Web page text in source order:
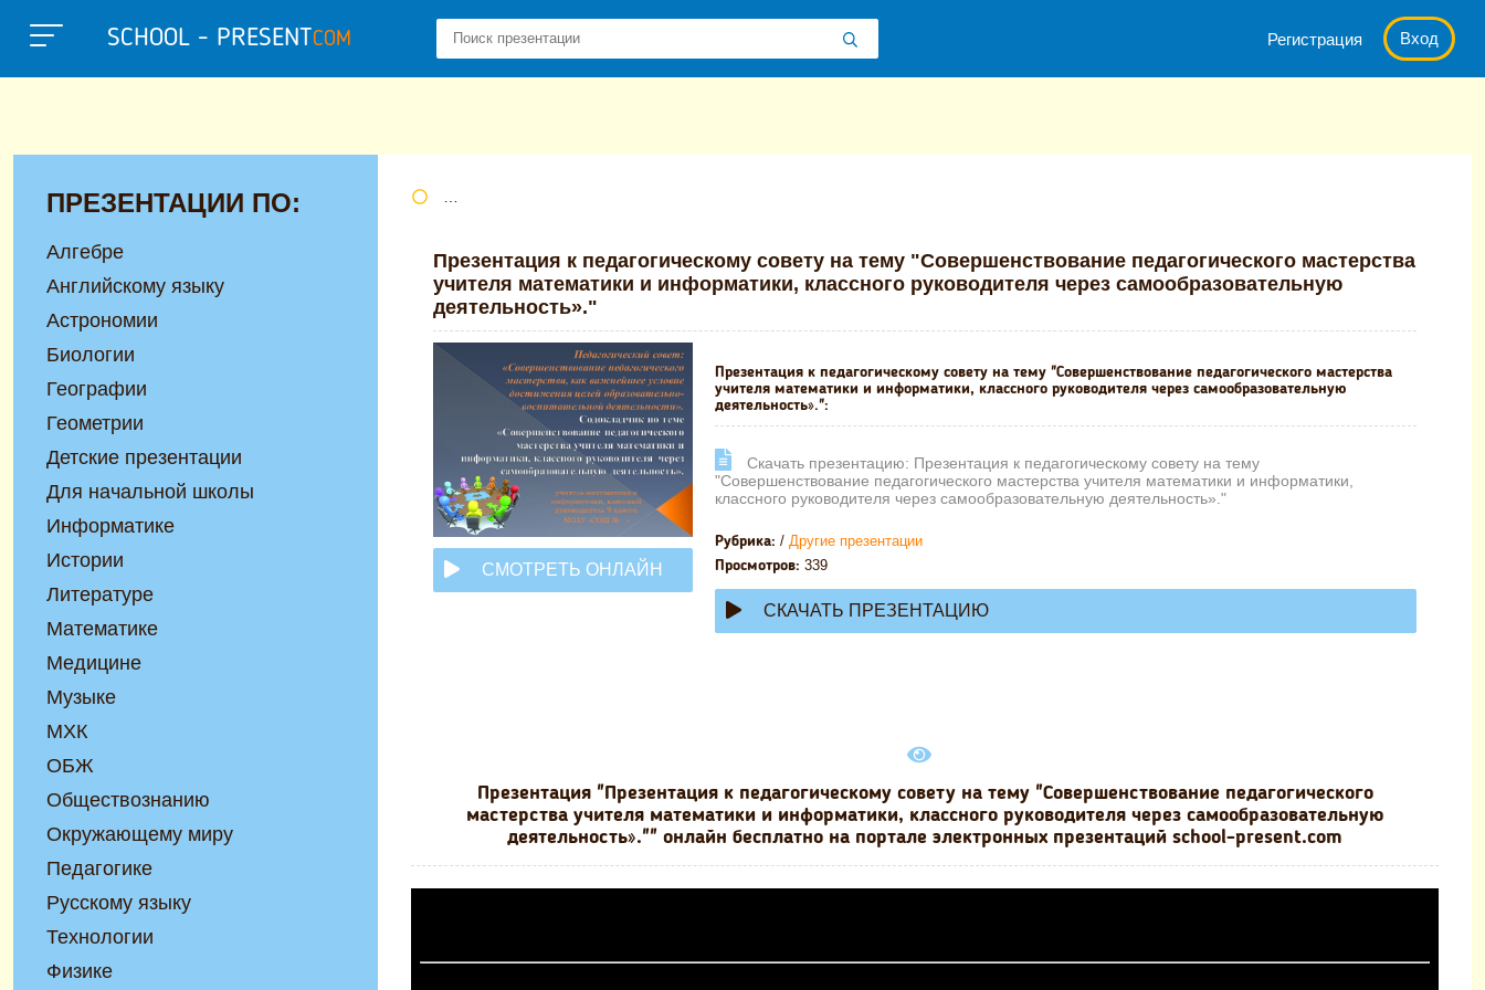
SCHOOL - PRESENTCOM Регистрация Вход
Презентация к педагогическому совету на тему "Совершенствование педагогического мастерства
учителя математики и информатики, классного руководителя через самообразовательную
деятельность»."
СМОТРЕТЬ ОНЛАЙН
Презентация к педагогическому совету на тему "Совершенствование педагогического мастерства
учителя математики и информатики, классного руководителя через самообразовательную
деятельность».":
Cкачать презентацию: Презентация к педагогическому совету на тему
"Совершенствование педагогического мастерства учителя математики и информатики,
классного руководителя через самообразовательную деятельность»."
Рубрика: / Другие презентации
Просмотров: 339
СКАЧАТЬ ПРЕЗЕНТАЦИЮ
Презентация "Презентация к педагогическому совету на тему "Совершенствование педагогического
мастерства учителя математики и информатики, классного руководителя через самообразовательную
деятельность»."" онлайн бесплатно на портале электронных презентаций school-present.com
ПРЕЗЕНТАЦИИ ПО:
Алгебре
Английскому языку
Астрономии
Биологии
Географии
Геометрии
Детские презентации
Для начальной школы
Информатике
Истории
Литературе
Математике
Медицине
Музыке
МХК
ОБЖ
Обществознанию
Окружающему миру
Педагогике
Русскому языку
Технологии
Физике